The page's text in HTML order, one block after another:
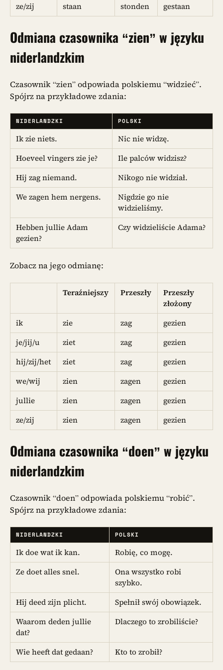
ze/zij
staan stonden gestaan
Odmiana czasownika “zien” w języku
niderlandzkim
Czasownik “zien” odpowiada polskiemu “widzieć”.
Spójrz na przykładowe zdania:
NIDERLANDZKI POLSKI
Ik zie niets.
Nic nie widzę.
Hoeveel vingers zie je?
Ile palców widzisz?
Hij zag niemand.
Nikogo nie widział.
We zagen hem nergens.
Nigdzie go nie
widzieliśmy.
Hebben jullie Adam
gezien?
Czy widzieliście Adama?
Zobacz na jego odmianę:
Teraźniejszy Przeszły
Przeszły
złożony
ik
zie zag
gezien
je/jij/u
ziet zag
gezien
hij/zij/het
ziet zag
gezien
we/wij
zien zagen
gezien
jullie
zien zagen
gezien
ze/zij
zien zagen gezien
Odmiana czasownika “doen” w języku
niderlandzkim
Czasownik “doen” odpowiada polskiemu “robić”.
Spójrz na przykładowe zdania:
NIDERLANDZKI POLSKI
Ik doe wat ik kan.
Robię, co mogę.
Ze doet alles snel.
Ona wszystko robi
szybko.
Hij deed zijn plicht.
Spełnił swój obowiązek.
Waarom deden jullie
dat?
Dlaczego to zrobiliście?
Wie heeft dat gedaan? Kto to zrobił?